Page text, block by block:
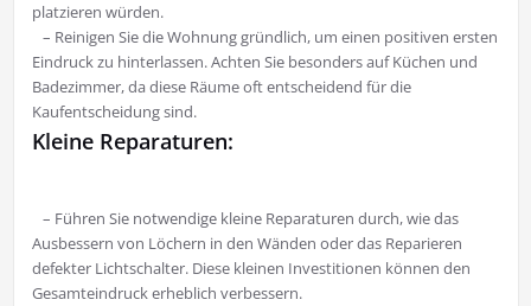
platzieren würden.
– Reinigen Sie die Wohnung gründlich, um einen positiven ersten
Eindruck zu hinterlassen. Achten Sie besonders auf Küchen und
Badezimmer, da diese Räume oft entscheidend für die
Kaufentscheidung sind.
Kleine Reparaturen:
– Führen Sie notwendige kleine Reparaturen durch, wie das
Ausbessern von Löchern in den Wänden oder das Reparieren
defekter Lichtschalter. Diese kleinen Investitionen können den
Gesamteindruck erheblich verbessern.